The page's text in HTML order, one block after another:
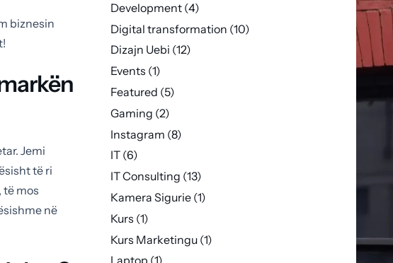
biznesin
Jemi
të ri
të mos
në
Development(4)
Digital transformation (10)
Dizajn Uebi (12)
Events (1)
Featured (5)
Gaming (2)
Instagram (8)
IT(6)
IT Consulting (13)
Kamera Sigurie(1)
Kurs (1)
Kurs Marketingu(1)